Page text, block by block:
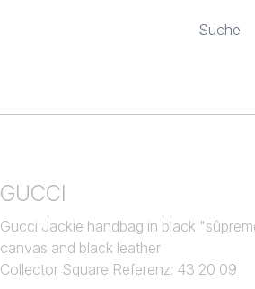
GUCCI
Gucci Jackie handbag in black
canvas and black leather
Collector Square Referenz: 43 20 09